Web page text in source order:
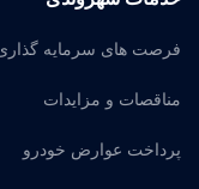
فرصت های سرمایه
مناقصات و مزایدات
پرداخت عوارض خودرو